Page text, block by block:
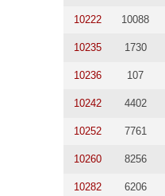
10222 10088
10235 1730
10236 107
10242 4402
10252 7761
10260 8256
10282 6206